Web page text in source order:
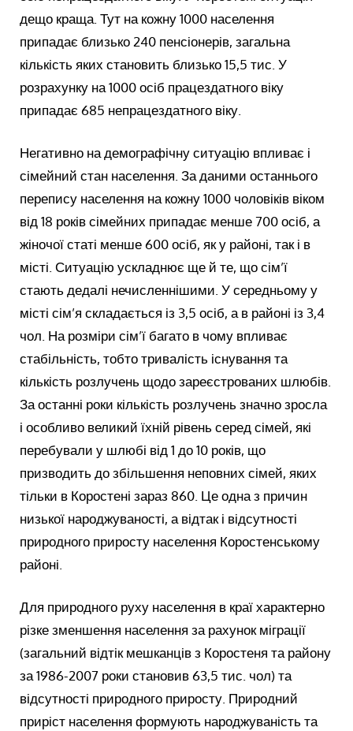
дещо краща. Тут на кожну 1000 населення
припадає близько 240 пенсіонерів, загальна
кількість яких становить близько 15,5 тис. У
розрахунку на 1000 осіб працездатного віку
припадає 685 непрацездатного віку.
Негативно на демографічну ситуацію впливає і
сімейний стан населення. За даними останнього
перепису населення на кожну 1000 чоловіків віком
від 18 років сімейних припадає менше 700 осіб, а
жіночої статі менше 600 осіб, як у районі, так і в
місті. Ситуацію ускладнює ще й те, що сім’ї
стають дедалі нечисленнішими. У середньому у
місті сім’я складається із 3,5 осіб, а в районі із 3,4
чол. На розміри сім’ї багато в чому впливає
стабільність, тобто тривалість існування та
кількість розлучень щодо зареєстрованих шлюбів.
За останні роки кількість розлучень значно зросла
і особливо великий їхній рівень серед сімей, які
перебували у шлюбі від 1 до 10 років, що
призводить до збільшення неповних сімей, яких
тільки в Коростені зараз 860. Це одна з причин
низької народжуваності, а відтак і відсутності
природного приросту населення Коростенському
районі.
Для природного руху населення в краї характерно
різке зменшення населення за рахунок міграції
(загальний відтік мешканців з Коростеня та району
за 1986-2007 роки становив 63,5 тис. чол) та
відсутності природного приросту. Природний
приріст населення формують народжуваність та